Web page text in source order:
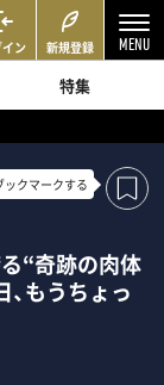
イン 新規登録
特集
ックマークする
“奇跡の肉体
もうちょっ